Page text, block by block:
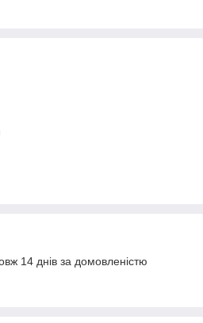
14 днів за домовленістю